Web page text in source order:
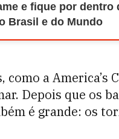
e fique por dentro
Brasil e do Mundo
a America’s
Depois que os
é grande: os